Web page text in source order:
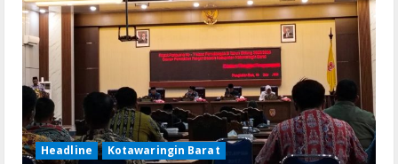
R
e
a
d
Headline Kotawaringin Barat